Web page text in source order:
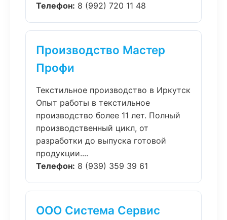
Телефон: 8 (992) 720 11 48
Производство Мастер
Профи
Текстильное производство в Иркутск
Опыт работы в текстильное
производство более 11 лет. Полный
производственный цикл, от
разработки до выпуска готовой
продукции....
Телефон: 8 (939) 359 39 61
ООО Система Сервис